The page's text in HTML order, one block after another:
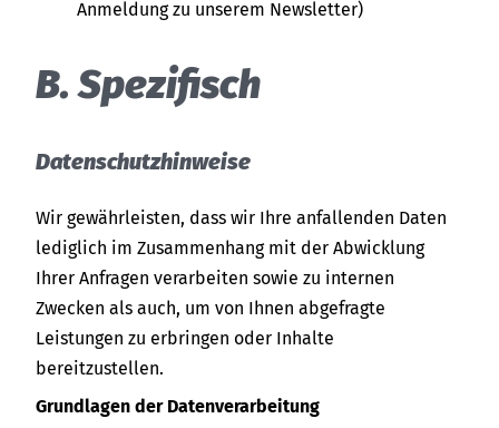
Anmeldung zu unserem Newsletter)
B. Spezifisch
Datenschutzhinweise
Wir gewährleisten, dass wir Ihre anfallenden Daten
lediglich im Zusammenhang mit der Abwicklung
Ihrer Anfragen verarbeiten sowie zu internen
Zwecken als auch, um von Ihnen abgefragte
Leistungen zu erbringen oder Inhalte
bereitzustellen.
Grundlagen der Datenverarbeitung